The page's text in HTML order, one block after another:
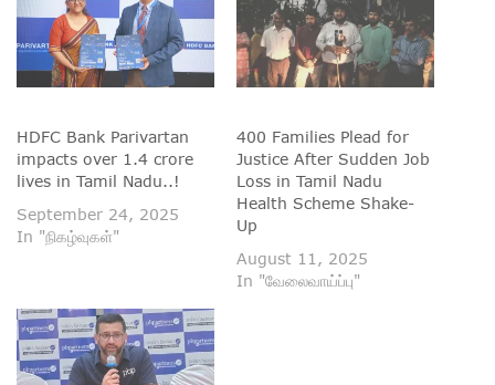
HDFC Bank Parivartan
impacts over 1.4 crore
lives in Tamil Nadu..!
September 24, 2025
In "நிகழ்வுகள்"
400 Families Plead for
Justice After Sudden Job
Loss in Tamil Nadu
Health Scheme Shake-
Up
August 11, 2025
In "வேலைவாய்ப்பு"